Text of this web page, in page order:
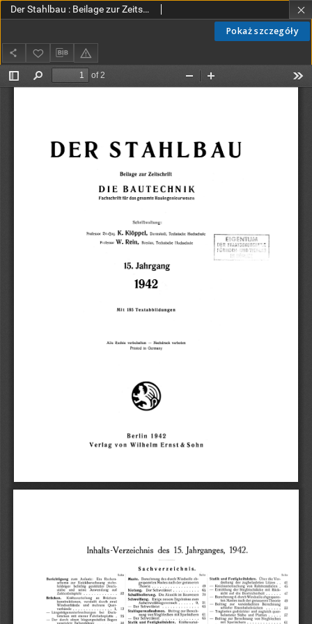
Pokaż szczegóły
Der Stahlbau : Beilage zur Zeitschrift Die Bautechnik Jg. 15 Spis treści (1942)